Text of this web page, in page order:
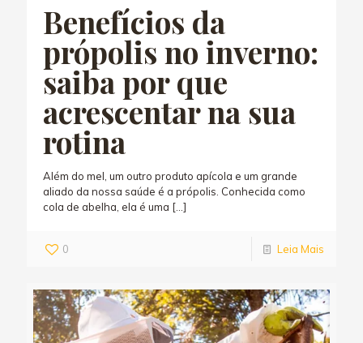
Benefícios da
própolis no inverno:
saiba por que
acrescentar na sua
rotina
Além do mel, um outro produto apícola e um grande
aliado da nossa saúde é a própolis. Conhecida como
cola de abelha, ela é uma […]
0 Leia Mais